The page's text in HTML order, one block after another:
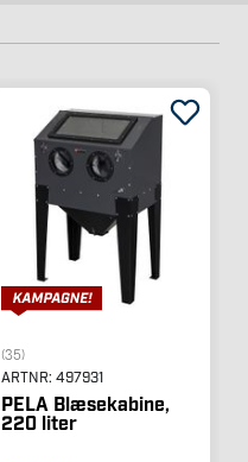
(35)
ARTNR: 497931
PELA Blæsekabine,
220 liter